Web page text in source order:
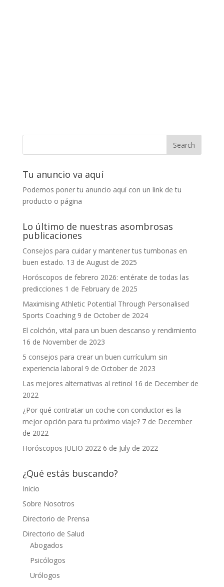
Tu anuncio va aquí
Podemos poner tu anuncio aquí con un link de tu
producto o página
Lo último de nuestras asombrosas
publicaciones
Consejos para cuidar y mantener tus tumbonas en
buen estado. 13 de August de 2025
Horóscopos de febrero 2026: entérate de todas las
predicciones 1 de February de 2025
Maximising Athletic Potential Through Personalised
Sports Coaching 9 de October de 2024
El colchón, vital para un buen descanso y rendimiento
16 de November de 2023
5 consejos para crear un buen currículum sin
experiencia laboral 9 de October de 2023
Las mejores alternativas al retinol 16 de December de
2022
¿Por qué contratar un coche con conductor es la
mejor opción para tu próximo viaje? 7 de December
de 2022
Horóscopos JULIO 2022 6 de July de 2022
¿Qué estás buscando?
Inicio
Sobre Nosotros
Directorio de Prensa
Directorio de Salud
Abogados
Psicólogos
Urólogos